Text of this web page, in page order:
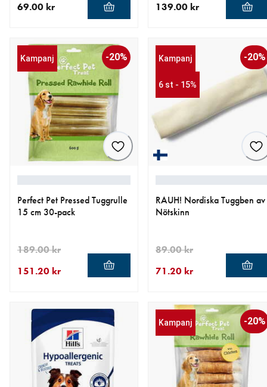
69.00 kr 139.00 kr
Kampanj -20%
Perfect Pet Pressed Tuggrulle
15 cm 30-pack
151.20 kr
189.00 kr
Kampanj
6 st - 15%
-20%
RAUH! Nordiska Tuggben av
Nötskinn
71.20 kr
89.00 kr
Kampanj -20%